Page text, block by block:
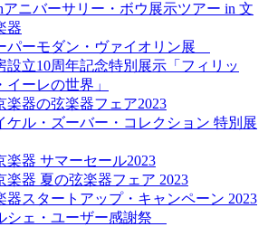
アニバーサリー・ボウ展示ツアー in 文
器
パーモダン・ヴァイオリン展
設立10周年記念特別展示「フィリッ
イーレの世界」
楽器の弦楽器フェア2023
ケル・ズーバー・コレクション 特別展
楽器 サマーセール2023
楽器 夏の弦楽器フェア 2023
器スタートアップ・キャンペーン 2023
シェ・ユーザー感謝祭